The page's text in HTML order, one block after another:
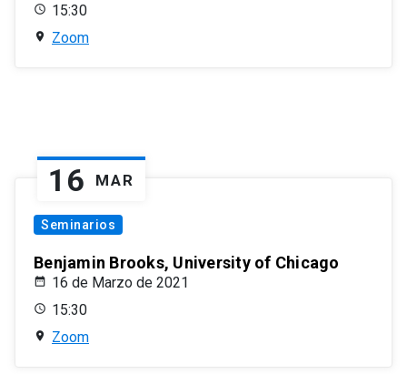
15:30
Zoom
16 MAR
Seminarios
Benjamin Brooks, University of Chicago
16 de Marzo de 2021
15:30
Zoom